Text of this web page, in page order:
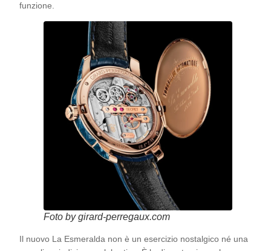
funzione.
Foto by girard-perregaux.com
Il nuovo La Esmeralda non è un esercizio nostalgico né una